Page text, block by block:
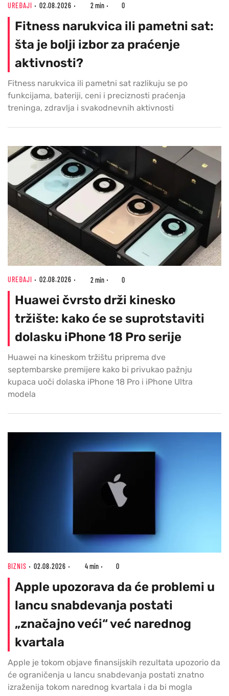
UREĐAJI 02.08.2026 2 min 0
Fitness narukvica ili pametni sat:
šta je bolji izbor za praćenje
aktivnosti?
Fitness narukvica ili pametni sat razlikuju se po
funkcijama, bateriji, ceni i preciznosti praćenja
treninga, zdravlja i svakodnevnih aktivnosti
UREĐAJI 02.08.2026 2 min 0
Huawei čvrsto drži kinesko
tržište: kako će se suprotstaviti
dolasku iPhone 18 Pro serije
Huawei na kineskom tržištu priprema dve
septembarske premijere kako bi privukao pažnju
kupaca uoči dolaska iPhone 18 Pro i iPhone Ultra
modela
BIZNIS 02.08.2026 4 min 0
Apple upozorava da će problemi u
lancu snabdevanja postati
„značajno veći“ već narednog
kvartala
Apple je tokom objave finansijskih rezultata upozorio da
će ograničenja u lancu snabdevanja postati znatno
izraženija tokom narednog kvartala i da bi mogla